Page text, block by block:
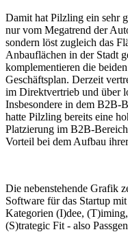
Damit hat Pilzling ein sehr
nur vom Megatrend der
sondern löst zugleich das
Anbauflächen in der Stadt
komplementieren die
Geschäftsplan. Derzeit
im Direktvertrieb und über
Insbesondere in dem B2B-
hatte Pilzling bereits eine
Platzierung im B2B-
Vorteil bei dem Aufbau
Die nebenstehende Grafik
Software für das Startup
Kategorien (I)dee,
(S)trategic Fit - also